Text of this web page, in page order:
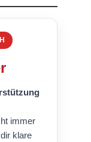
immer
klare